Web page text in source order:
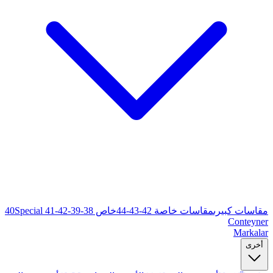
خاص 38-39-40 Special 41-42